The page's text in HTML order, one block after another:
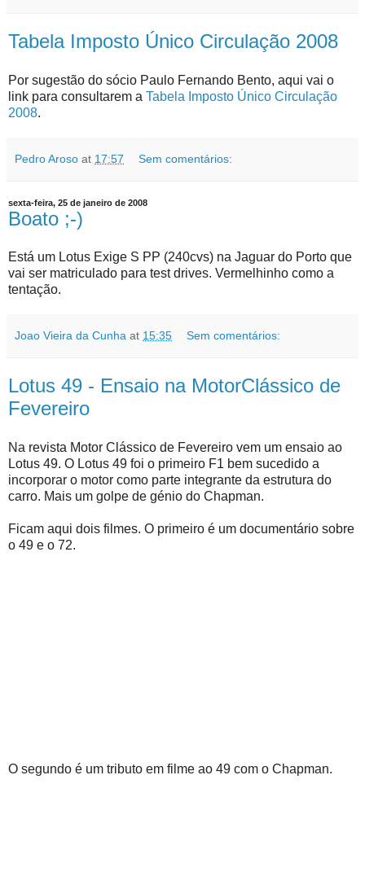
Tabela Imposto Único Circulação 2008
Por sugestão do sócio Paulo Fernando Bento, aqui vai o
link para consultarem a Tabela Imposto Único Circulação
2008.
Pedro Aroso at 17:57 Sem comentários:
sexta-feira, 25 de janeiro de 2008
Boato ;-)
Está um Lotus Exige S PP (240cvs) na Jaguar do Porto que
vai ser matriculado para test drives. Vermelhinho como a
tentação.
Joao Vieira da Cunha at 15:35 Sem comentários:
Lotus 49 - Ensaio na MotorClássico de
Fevereiro
Na revista Motor Clássico de Fevereiro vem um ensaio ao
Lotus 49. O Lotus 49 foi o primeiro F1 bem sucedido a
incorporar o motor como parte integrante da estrutura do
carro. Mais um golpe de génio do Chapman.
Ficam aqui dois filmes. O primeiro é um documentário sobre
o 49 e o 72.
O segundo é um tributo em filme ao 49 com o Chapman.